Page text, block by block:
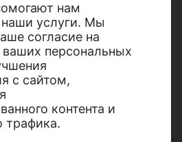
нам
наши услуги. Мы
согласие на
ваших персональных
с сайтом,
контента и
трафика.
Условия пользования
Политика возврата
Политика
конфиденциальности